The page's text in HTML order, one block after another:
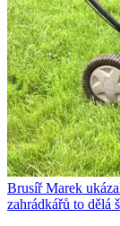
Brusíř Marek
zahrádkářů to dělá